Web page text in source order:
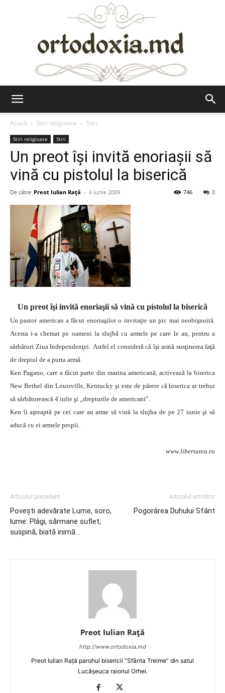
Acasă
Stiri religioase Stiri
Stiri religioase Stiri
Un preot îşi invită enoriaşii să
vină cu pistolul la biserică
De către Preot Iulian Raţă - 6 iunie 2009 0
746
Un preot îşi invită enoriaşii să vină cu pistolul la biserică
Un pastor american a făcut enoriaşilor o invitaţie un pic mai neobişnuită.
Acesta i-a chemat pe oameni la slujbă cu armele pe care le au, pentru a
sărbători Ziua Independenţei. Astfel el consideră că îşi arată susţinerea faţă
de dreptul de a purta armă.
Ken Pagano, care a făcut parte din marina americană, activează la biserica
New Bethel din Louisville, Kentucky şi este de părere că biserica ar trebui
să sărbătorească 4 iulie şi „drepturile de americani”.
Ken îi aşteaptă pe cei care au arme să vină la slujba de pe 27 iunie şi să
aducă cu ei armele propii.
www.libertatea.ro
Articolul precedent
Poveşti adevărate Lume, soro,
lume: Plâgi, sărmane suflet,
suspină, biată inimă…
Articolul următor
Pogorârea Duhului Sfânt
Preot Iulian Raţă
http://www.ortodoxia.md
Preot Iulian Rață parohul bisericii ”Sfânta Treime” din satul
Lucășeuca raionul Orhei.